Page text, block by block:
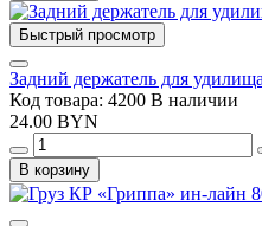
Быстрый просмотр
Задний держатель для
Код товара: 4200 В наличии
24.00 BYN
В корзину